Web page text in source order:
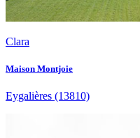
Clara
Maison Montjoie
Eygalières (13810)